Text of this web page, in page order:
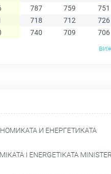
787 759 751
718 712 726
740 709 706
И ЕНЕРГЕТИКАТА
I ENERGETIKATA